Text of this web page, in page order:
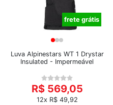
frete grátis
Luva Alpinestars WT 1 Drystar
Insulated - Impermeável
R$ 569,05
12x R$ 49,92